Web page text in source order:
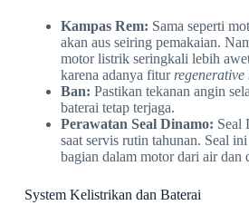
Kampas Rem: Sama seperti
akan aus seiring pemakaian.
motor listrik seringkali lebih
karena adanya fitur
Ban: Pastikan tekanan angin
baterai tetap terjaga.
Perawatan Seal Dinamo: Seal
saat servis rutin tahunan. Seal
bagian dalam motor dari air dan
System Kelistrikan dan Baterai